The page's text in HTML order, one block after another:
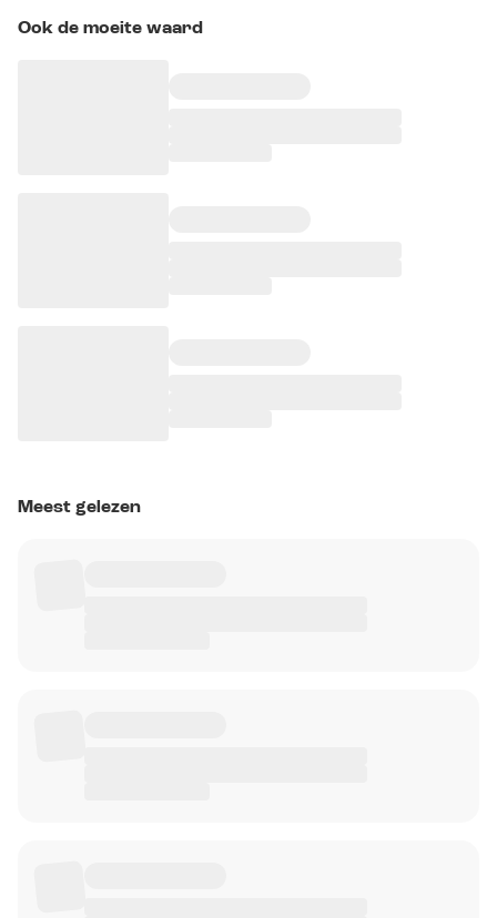
Ook de moeite waard
Meest gelezen